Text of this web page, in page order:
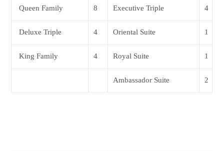
Queen Family 8 Executive Triple 4
Deluxe Triple 4 Oriental Suite 1
King Family 4 Royal Suite 1
Ambassador Suite 2